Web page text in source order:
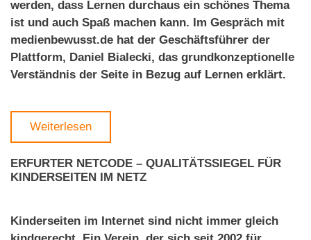
werden, dass Lernen durchaus ein schönes Thema
ist und auch Spaß machen kann. Im Gespräch mit
medienbewusst.de hat der Geschäftsführer der
Plattform, Daniel Bialecki, das grundkonzeptionelle
Verständnis der Seite in Bezug auf Lernen erklärt.
Weiterlesen
ERFURTER NETCODE – QUALITÄTSSIEGEL FÜR
KINDERSEITEN IM NETZ
Kinderseiten im Internet sind nicht immer gleich